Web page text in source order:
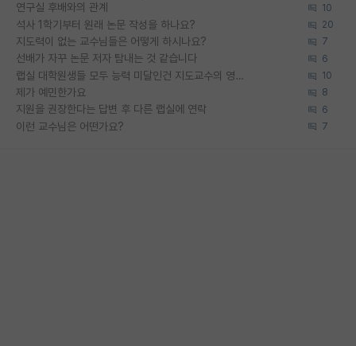
연구실 후배와의 관계 10
석사 1학기부터 원래 논문 작성을 하나요? 20
지도력이 없는 교수님들은 어떻게 하시나요? 7
선배가 자꾸 논문 저자 탐내는 것 같습니다 6
랩실 대학원생들 모두 능력 미달인건 지도교수의 영향 아닌가? 10
제가 예민한가요 8
지원을 권장한다는 답변 후 다른 랩실에 연락 6
이런 교수님은 어떤가요? 7